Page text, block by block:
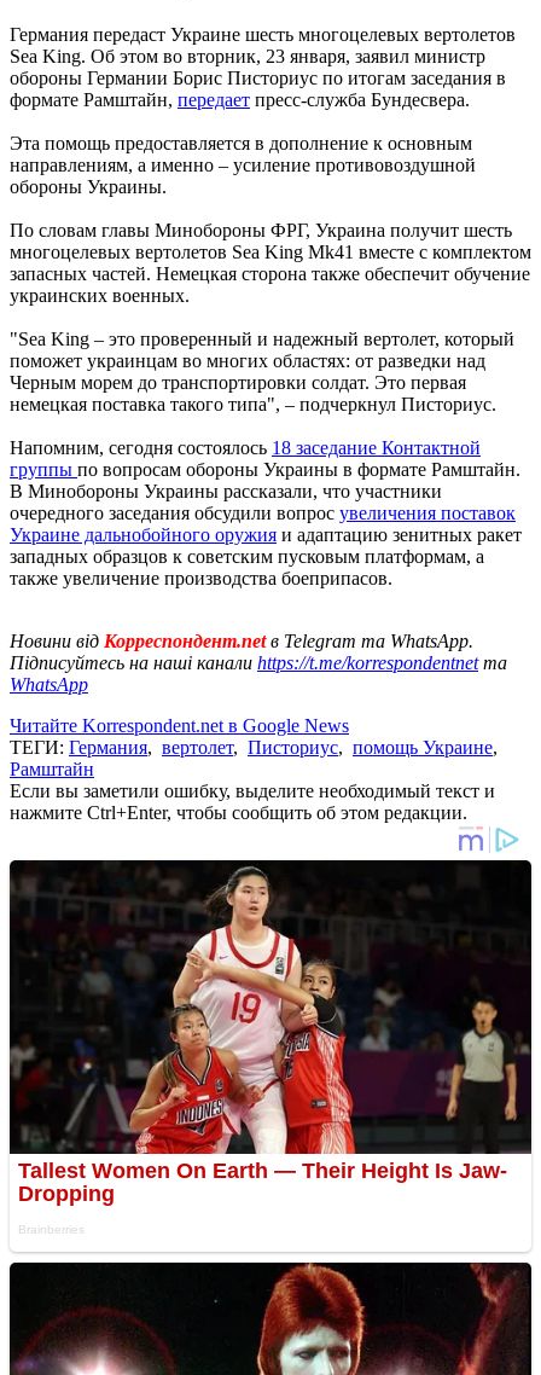
Германия передаст Украине шесть многоцелевых вертолетов
Sea King. Об этом во вторник, 23 января, заявил министр
обороны Германии Борис Писториус по итогам заседания в
формате Рамштайн, передает пресс-служба Бундесвера.
Эта помощь предоставляется в дополнение к основным
направлениям, а именно – усиление противовоздушной
обороны Украины.
По словам главы Минобороны ФРГ, Украина получит шесть
многоцелевых вертолетов Sea King Mk41 вместе с комплектом
запасных частей. Немецкая сторона также обеспечит обучение
украинских военных.
"Sea King – это проверенный и надежный вертолет, который
поможет украинцам во многих областях: от разведки над
Черным морем до транспортировки солдат. Это первая
немецкая поставка такого типа", – подчеркнул Писториус.
Напомним, сегодня состоялось 18 заседание Контактной
группы по вопросам обороны Украины в формате Рамштайн.
В Минобороны Украины рассказали, что участники
очередного заседания обсудили вопрос увеличения поставок
Украине дальнобойного оружия и адаптацию зенитных ракет
западных образцов к советским пусковым платформам, а
также увеличение производства боеприпасов.
Новини від Корреспондент.netв Telegram та WhatsApp.
Підписуйтесь на наші канали https://t.me/korrespondentnetта
WhatsApp
Читайте Korrespondent.net в Google News
ТЕГИ: Германия, вертолет, Писториус, помощь Украине,
Рамштайн
Если вы заметили ошибку, выделите необходимый текст и
нажмите Ctrl+Enter, чтобы сообщить об этом редакции.